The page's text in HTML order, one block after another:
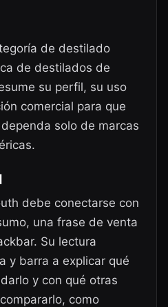
de destilado
de destilados de
su perfil, su uso
comercial para que
solo de marcas
debe conectarse con
una frase de venta
Su lectura
y barra a explicar qué
y con qué otras
como